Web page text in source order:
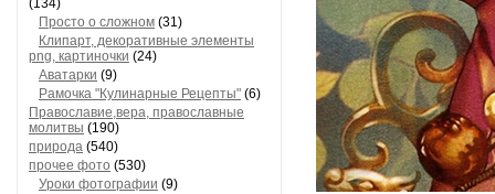
(134)
Просто о сложном (31)
Клипарт, декоративные элементы
png, картиночки (24)
Аватарки (9)
Рамочка "Кулинарные Рецепты" (6)
Православие,вера, православные
молитвы (190)
природа (540)
прочее фото (530)
Уроки фотографии (9)